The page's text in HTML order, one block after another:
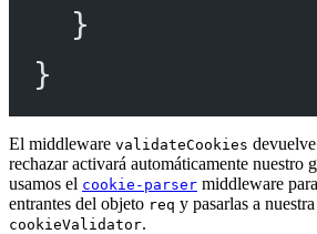
}
}
El middleware validateCookies
rechazar activará automáticamente nuestro
usamos el cookie-parser middleware
entrantes del objeto req y pasarlas a
cookieValidator.